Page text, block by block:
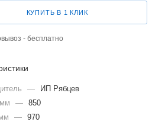
КУПИТЬ В 1 КЛИК
- бесплатно
—
ИП Рябцев
— 850
— 970